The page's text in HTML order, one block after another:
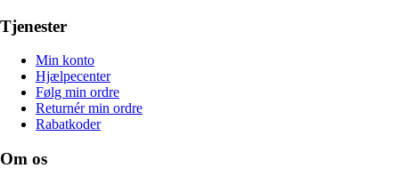
Tjenester
Min konto
Hjælpecenter
Følg min ordre
Returnér min ordre
Rabatkoder
Om os